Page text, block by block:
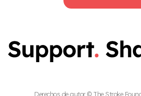
Derechos de autor © The Stroke